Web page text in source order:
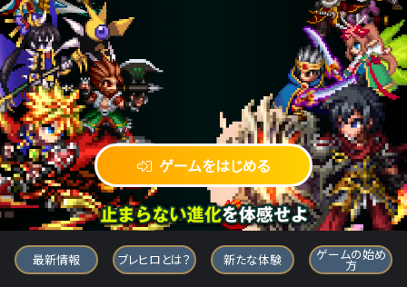
ゲームをはじめる
ブレイブ フロンティア ヒーローズ
最新情報 ブレヒロとは？ 新たな体験 ゲームの始め
方